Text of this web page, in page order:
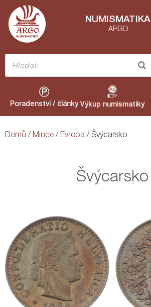
NUMISMATIKA
ARGO
Poradenství / články Výkup numismatiky
Domů / Mince / Evropa / Švýcarsko
Švýcarsko